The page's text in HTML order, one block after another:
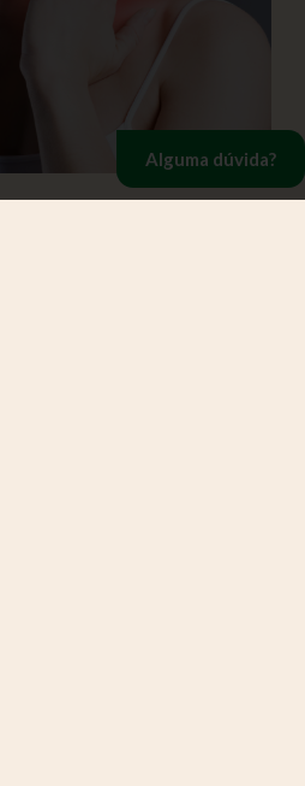
Alguma dúvida?